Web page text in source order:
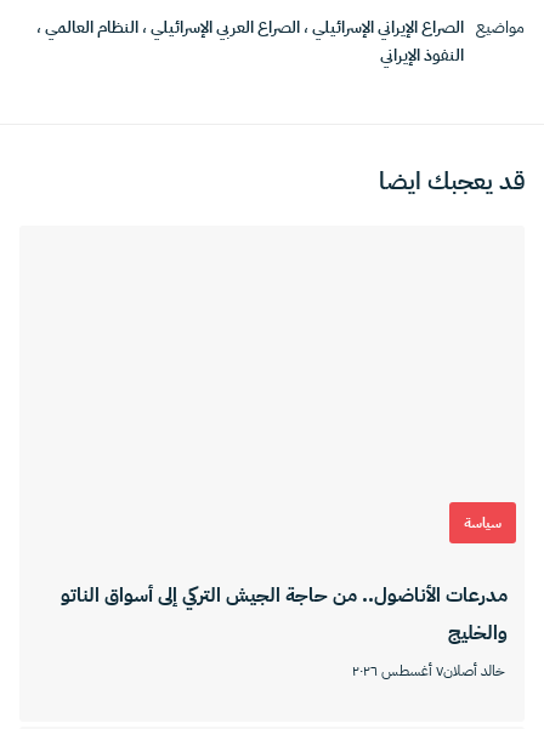
مواضيع الصراع الإيراني الإسرائيلي،الصراع العربي الإسرائيلي،النظام العالمي،
النفوذ الإيراني
قد يعجبك ايضا
سياسة
مدرعات الأناضول.. من حاجة الجيش التركي إلى أسواق الناتو
والخليج
خالد أصلان٧ أغسطس ٢٠٢٦